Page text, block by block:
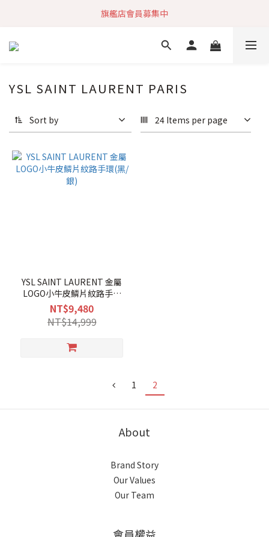
加入社群 獲取最新商品資訊
旗艦店會員募集中
快速到貨 最新商品 回饋點數無上限
YSL SAINT LAURENT PARIS
Sort by 24 Items per page
YSL SAINT LAURENT 金屬
LOGO小牛皮鱗片紋路手環
(黑/銀)
NT$9,480
NT$14,999
1 2
About
Brand Story
Our Values
Our Team